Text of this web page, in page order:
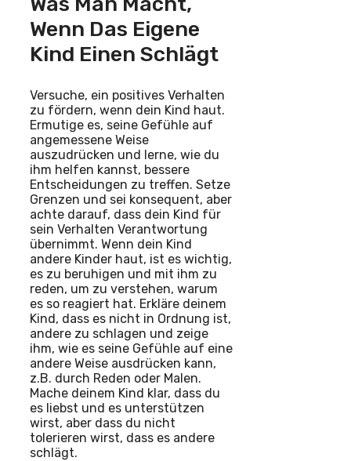
Wenn Das Eigene
Kind Einen Schlägt
Versuche, ein positives Verhalten
zu fördern, wenn dein Kind haut.
Ermutige es, seine Gefühle auf
angemessene Weise
auszudrücken und lerne, wie du
ihm helfen kannst, bessere
Entscheidungen zu treffen. Setze
Grenzen und sei konsequent, aber
achte darauf, dass dein Kind für
sein Verhalten Verantwortung
übernimmt. Wenn dein Kind
andere Kinder haut, ist es wichtig,
es zu beruhigen und mit ihm zu
reden, um zu verstehen, warum
es so reagiert hat. Erkläre deinem
Kind, dass es nicht in Ordnung ist,
andere zu schlagen und zeige
ihm, wie es seine Gefühle auf eine
andere Weise ausdrücken kann,
z.B. durch Reden oder Malen.
Mache deinem Kind klar, dass du
es liebst und es unterstützen
wirst, aber dass du nicht
tolerieren wirst, dass es andere
schlägt.